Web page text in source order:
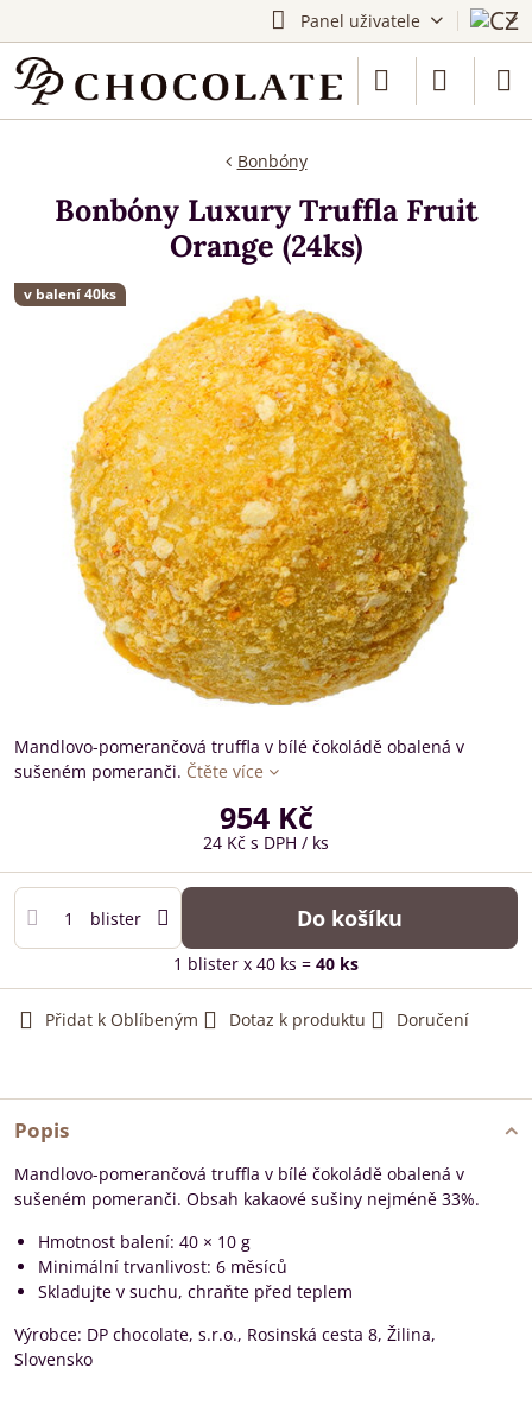
Panel uživatele
v balení 40ks
Bonbóny
Bonbóny Luxury Truffla Fruit
Orange (24ks)
Mandlovo-pomerančová truffla v bílé čokoládě obalená v
sušeném pomeranči. Čtěte více
954 Kč
24 Kč s DPH / ks
blister Do košíku
1 blister x 40 ks = 40 ks
Přidat k Oblíbeným Dotaz k produktu Doručení
Popis
Mandlovo-pomerančová truffla v bílé čokoládě obalená v
sušeném pomeranči. Obsah kakaové sušiny nejméně 33%.
Hmotnost balení: 40 × 10 g
Minimální trvanlivost: 6 měsíců
Skladujte v suchu, chraňte před teplem
Výrobce: DP chocolate, s.r.o., Rosinská cesta 8, Žilina,
Slovensko